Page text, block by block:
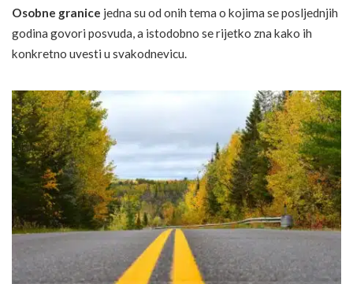
Osobne granice jedna su od onih tema o kojima se posljednjih
godina govori posvuda, a istodobno se rijetko zna kako ih
konkretno uvesti u svakodnevicu.